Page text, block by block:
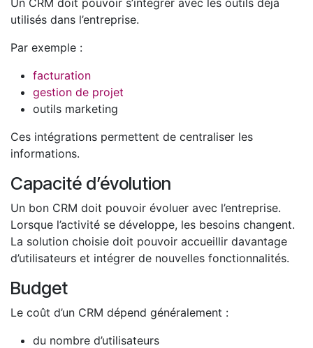
Un CRM doit pouvoir s’intégrer avec les outils déjà
utilisés dans l’entreprise.
Par exemple :
facturation
gestion de projet
outils marketing
Ces intégrations permettent de centraliser les
informations.
Capacité d’évolution
Un bon CRM doit pouvoir évoluer avec l’entreprise.
Lorsque l’activité se développe, les besoins changent.
La solution choisie doit pouvoir accueillir davantage
d’utilisateurs et intégrer de nouvelles fonctionnalités.
Budget
Le coût d’un CRM dépend généralement :
du nombre d’utilisateurs